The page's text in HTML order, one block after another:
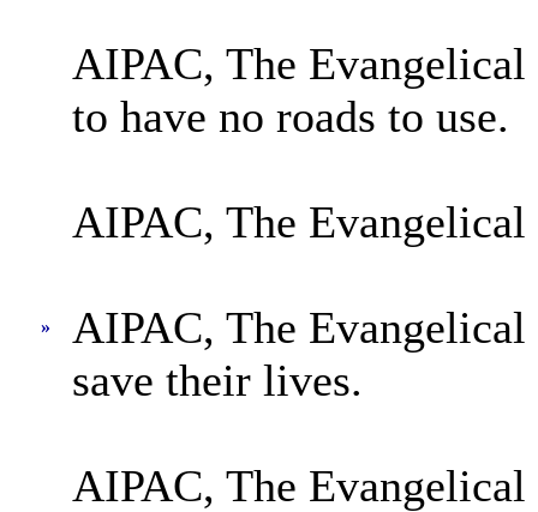
»
AIPAC, The
to have no roads to use.
AIPAC, The
AIPAC, The
save their lives.
AIPAC, The